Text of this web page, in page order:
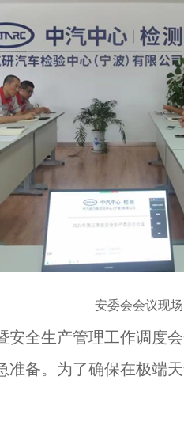
安委会会议现场
安全生产管理工作调度
准备。为了确保在极端